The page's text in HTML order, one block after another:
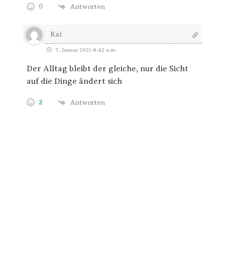
0 Antworten
Kai
7. Januar 2021 8:42 a.m.
Der Alltag bleibt der gleiche, nur die Sicht
auf die Dinge ändert sich
2 Antworten